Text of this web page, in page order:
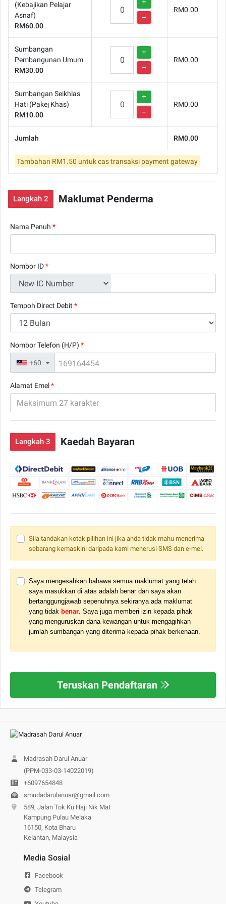
(Kebajikan Pelajar
Asnaf)
RM60.00
RM0.00
Sumbangan
Pembangunan Umum
RM30.00
RM0.00
Sumbangan Seikhlas
Hati (Pakej Khas)
RM10.00
RM0.00
Jumlah RM0.00
Tambahan RM1.50 untuk cas transaksi payment gateway
Langkah 2 Maklumat Penderma
Nama Penuh *
Nombor ID*
Tempoh Direct Debit *
Nombor Telefon (H/P) *
+60 ▼
Alamat Emel*
Langkah 3 Kaedah Bayaran
Sila tandakan kotak pilihan ini jika anda tidak mahu menerima
sebarang kemaskini daripada kami menerusi SMS dan e-mel.
Saya mengesahkan bahawa semua maklumat yang telah
saya masukkan di atas adalah benar dan saya akan
bertanggungjawab sepenuhnya sekiranya ada maklumat
yang tidak benar. Saya juga memberi izin kepada pihak
yang menguruskan dana kewangan untuk mengagihkan
jumlah sumbangan yang diterima kepada pihak berkenaan.
Teruskan Pendaftaran
Madrasah Darul Anuar
(PPM-033-03-14022019)
+6097654848
smudadarulanuar@gmail.com
589, Jalan Tok Ku Haji Nik Mat
Kampung Pulau Melaka
16150, Kota Bharu
Kelantan, Malaysia
Media Sosial
Facebook
Telegram